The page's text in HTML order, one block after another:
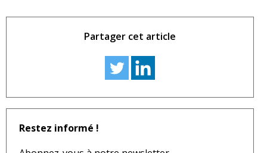
Partager cet article
Restez informé !